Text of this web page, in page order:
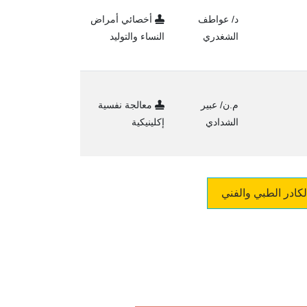
د/ عواطف
الشغدري
أخصائي أمراض
النساء والتوليد
م.ن/ عبير
الشدادي
معالجة نفسية
إكلينيكية
الطبي والفني